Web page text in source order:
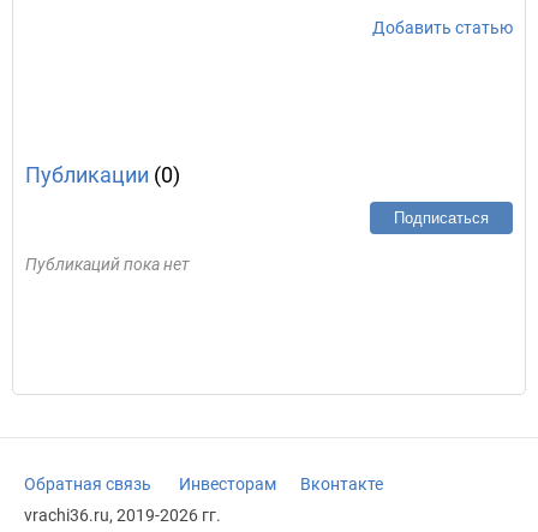
Добавить статью
Публикации (0)
Подписаться
Публикаций пока нет
Обратная связь Инвесторам
Вконтакте
vrachi36.ru, 2019-2026 гг.